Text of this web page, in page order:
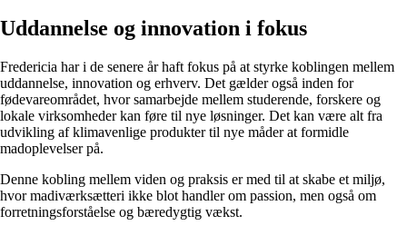
Uddannelse og innovation i fokus
Fredericia har i de senere år haft fokus på at styrke koblingen mellem
uddannelse, innovation og erhverv. Det gælder også inden for
fødevareområdet, hvor samarbejde mellem studerende, forskere og
lokale virksomheder kan føre til nye løsninger. Det kan være alt fra
udvikling af klimavenlige produkter til nye måder at formidle
madoplevelser på.
Denne kobling mellem viden og praksis er med til at skabe et miljø,
hvor madiværksætteri ikke blot handler om passion, men også om
forretningsforståelse og bæredygtig vækst.